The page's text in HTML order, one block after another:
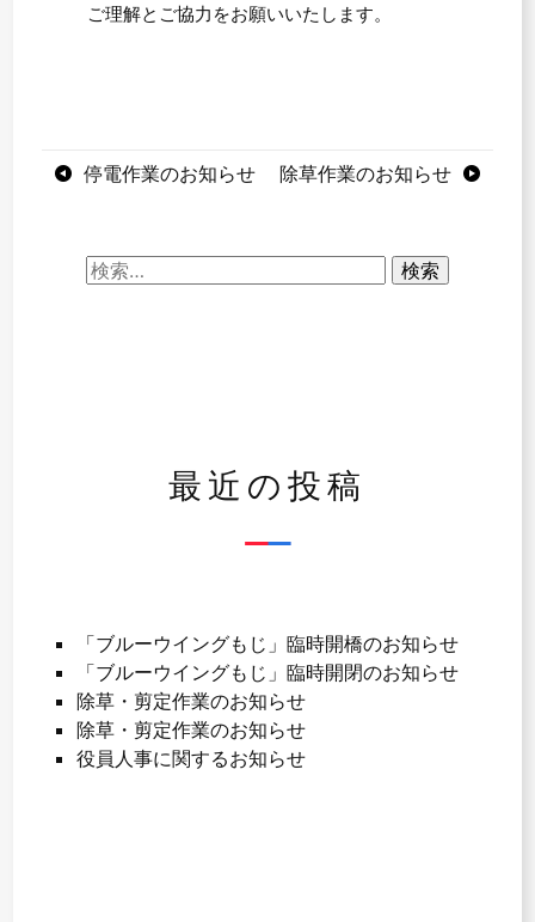
ご理解とご協力をお願いいたします。
投 停電作業のお知らせ 除草作業のお知らせ
検
最近の投稿
「ブルーウイングもじ」臨時開橋のお知らせ
「ブルーウイングもじ」臨時開閉のお知らせ
除草・剪定作業のお知らせ
除草・剪定作業のお知らせ
役員人事に関するお知らせ